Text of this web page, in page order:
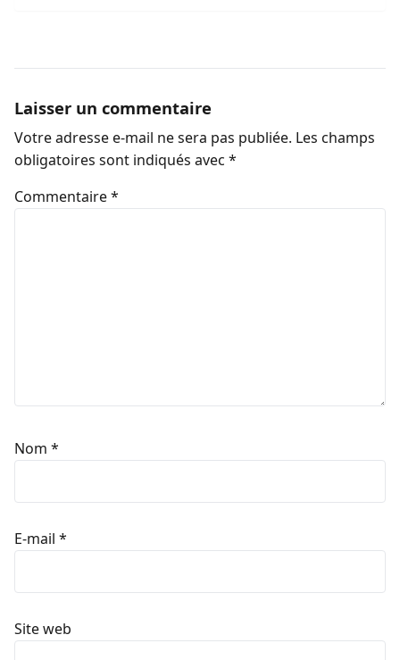
Laisser un commentaire
Votre adresse e-mail ne sera pas publiée. Les champs
obligatoires sont indiqués avec *
Commentaire*
Nom *
E-mail *
Site web